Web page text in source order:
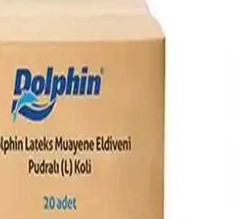
Üst Kalite Çok Amaçlı Isıya
Eldiveni
ömürlü, yüksek ısı dayanıklı ve çok amaçlı
mutfak, banyo ve ev temizliğinde
ve şık tasarımıyla öne çıkar.
Gloves Çok Amaçlı Temizlik
ve Kolaylık Sunan Pratik Çözüm
çok fonksiyonlu ve hijyenik temizlik
hijyen sunar.